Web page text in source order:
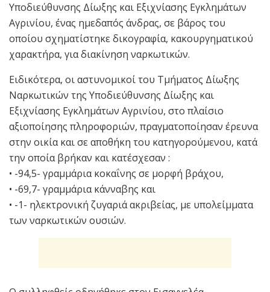
Υποδιεύθυνσης Δίωξης και Εξιχνίασης Εγκλημάτων
Αγρινίου, ένας ημεδαπός άνδρας, σε βάρος του
οποίου σχηματίστηκε δικογραφία, κακουργηματικού
χαρακτήρα, για διακίνηση ναρκωτικών.
Ειδικότερα, οι αστυνομικοί του Τμήματος Δίωξης
Ναρκωτικών της Υποδιεύθυνσης Δίωξης και
Εξιχνίασης Εγκλημάτων Αγρινίου, στο πλαίσιο
αξιοποίησης πληροφοριών, πραγματοποίησαν έρευνα
στην οικία και σε αποθήκη του κατηγορούμενου, κατά
την οποία βρήκαν και κατέσχεσαν :
• -94,5- γραμμάρια κοκαΐνης σε μορφή βράχου,
• -69,7- γραμμάρια κάνναβης και
• -1- ηλεκτρονική ζυγαριά ακριβείας, με υπολείμματα
των ναρκωτικών ουσιών.